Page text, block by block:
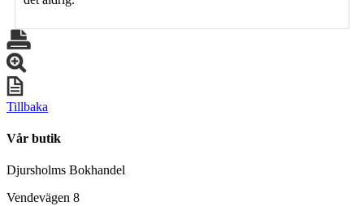
Tillbaka
Vår butik
Djursholms Bokhandel
Vendevägen 8